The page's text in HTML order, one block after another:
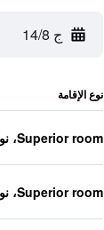
ج 14/8
نوع الإقامة
Superior room، نوع السرير غير معروف
Superior room، نوع السرير غير معروف